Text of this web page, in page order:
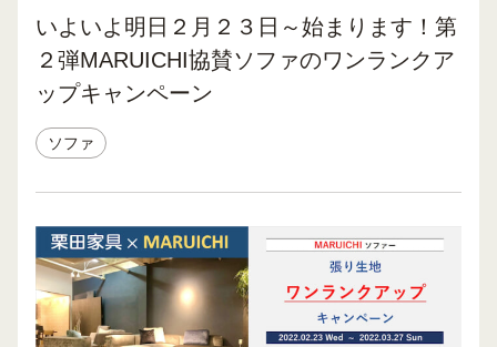
いよいよ明日２月２３日～始まります！第
２弾MARUICHI協賛ソファのワンランクア
ップキャンペーン
ソファ